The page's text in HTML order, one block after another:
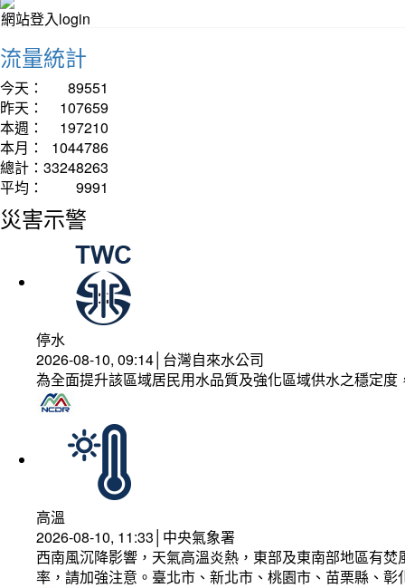
網站登入login
流量統計
今天：
89551
昨天：
107659
本週：
197210
本月：
1044786
總計： 33248263
平均：
9991
災害示警
停水
2026-08-10, 09:14│台灣自來水公司
為全面提升該區域居民用水品質及強化區域供水之穩定
高溫
2026-08-10, 11:33│中央氣象署
西南風沉降影響，天氣高溫炎熱，東部及東南部地區有
率，請加強注意。臺北市、新北市、桃園市、苗栗縣、